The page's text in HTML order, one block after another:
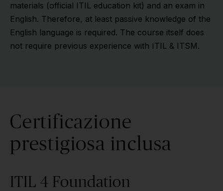
materials (official ITIL education kit) and an exam in
English. Therefore, at least passive knowledge of the
English language is required. The course itself does
not require previous experience with ITIL & ITSM.
Certificazione
prestigiosa inclusa
ITIL 4 Foundation